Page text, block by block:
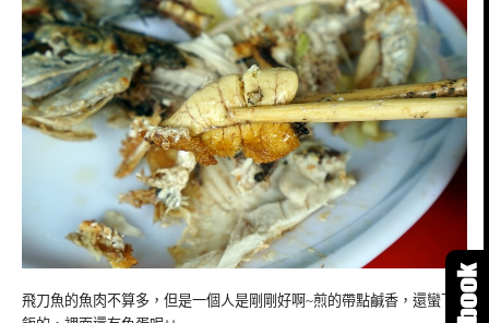
飛刀魚的魚肉不算多，但是一個人是剛剛好啊~煎的帶點鹹香，還蠻下